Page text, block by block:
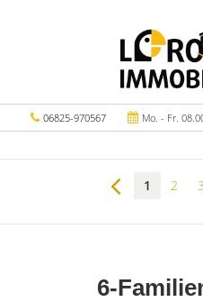
06825-970567 Mo. - Fr.
1 2 3
6-